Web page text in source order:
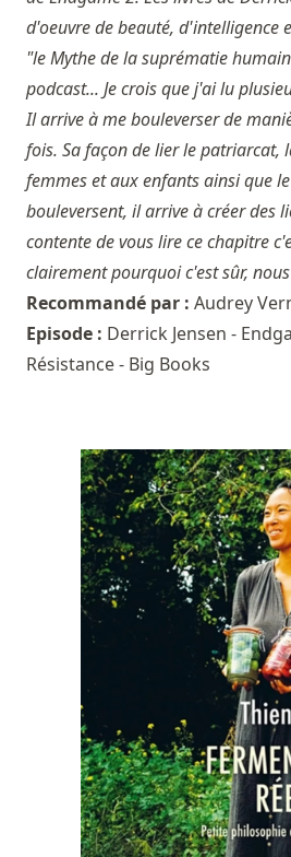
d'oeuvre de beauté, d'intelligence
"le Mythe de la suprématie
podcast... Je crois que j'ai lu
Il arrive à me bouleverser de
fois. Sa façon de lier le patriarcat,
femmes et aux enfants ainsi que
bouleversent, il arrive à créer des
contente de vous lire ce chapitre
clairement pourquoi c'est sûr,
Recommandé par : Audrey
Episode : Derrick Jensen -
Résistance - Big Books